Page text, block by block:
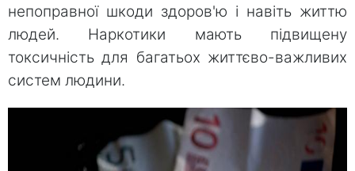
непоправної шкоди здоров'ю і навіть життю
людей. Наркотики мають підвищену
токсичність для багатьох життєво-важливих
систем людини.